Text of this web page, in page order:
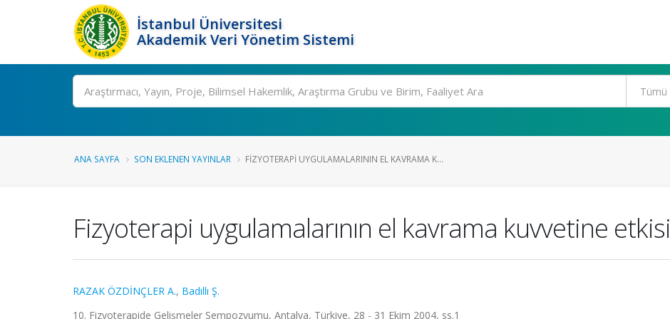
İstanbul Üniversitesi
Akademik Veri Yönetim Sistemi
Ara
ANA SAYFA SON EKLENEN YAYINLAR FIZYOTERAPI UYGULAMALARININ EL KAVRAMA K...
Fizyoterapi uygulamalarının el kavrama kuvvetine etkisi
RAZAK ÖZDİNÇLER A., Badıllı Ş.
10. Fizyoterapide Gelişmeler Sempozyumu, Antalya, Türkiye, 28 - 31 Ekim 2004, ss.1